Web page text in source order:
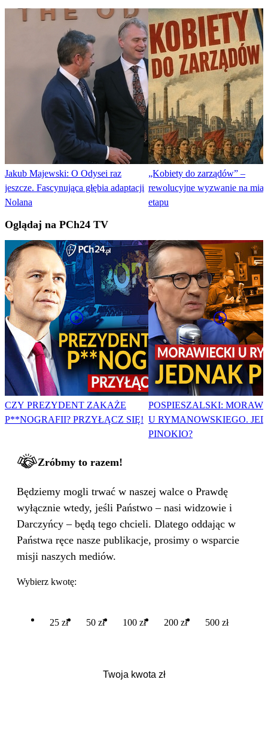
Jakub Majewski: O Odysei raz
jeszcze. Fascynująca głębia adaptacji
Nolana
„Kobiety do zarządów” –
rewolucyjne wyzwanie na
etapu
Oglądaj na PCh24 TV
CZY PREZYDENT ZAKAŻE
P**NOGRAFII? PRZYŁĄCZ SIĘ!
POSPIESZALSKI:
U RYMANOWSKIEGO.
PINOKIO?
Zróbmy to razem!
Będziemy mogli trwać w naszej walce o Prawdę
wyłącznie wtedy, jeśli Państwo – nasi widzowie i
Darczyńcy – będą tego chcieli. Dlatego oddając w
Państwa ręce nasze publikacje, prosimy o wsparcie
misji naszych mediów.
Wybierz kwotę:
25 zł 50 zł 100 zł 200 zł 500 zł